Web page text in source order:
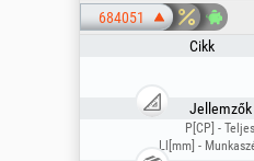
684051
Cikk
Jellemzők
P[CP] -
Ll[mm] -